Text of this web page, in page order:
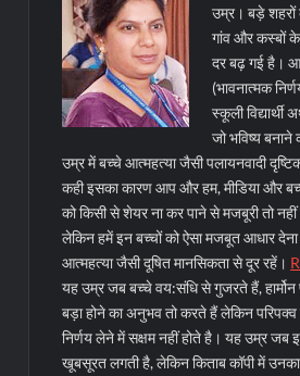
उम्र। बड़े शहरों
गांव और कस्बों
दर बढ़ गई है।
(भावनात्मक
स्कूली विद्यार्थी
जो भविष्य
उम्र में बच्चे आत्महत्या जैसी पलायनवादी
कही इसका कारण आप और हम, मीडिया और
को किसी से शेयर ना कर पाने से मजबूरी तो
लेकिन हमें इन बच्चों को ऐसा मजबूत आधार देना
आत्महत्या जैसी दूषित मानसिकता से दूर रहें।
यह उम्र जब बच्चे वय:संधि से गुजरते हैं, हार्मोन
बड़ा होने का अनुभव तो करते हैं लेकिन
निर्णय लेने में सक्षम नहीं होते है। यह उम्र जब
खूबसूरत लगती है, लेकिन किताब कॉपी में